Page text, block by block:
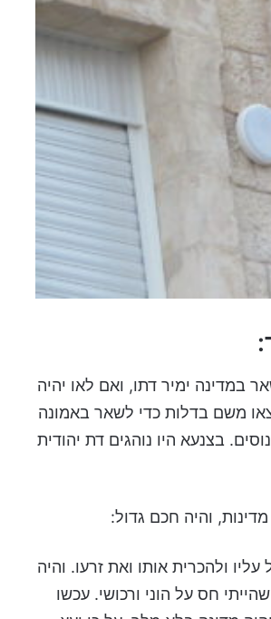
במדינה ימיר דתו, ואם לאו יהיה
משם בדלות כדי לשאר באמונה
בצנעא היו נוהגים דת יהודית
והיה חכם גדול:
ולהכרית אותו ואת זרעו. והיה
חס על הוני ורכושי. עכשו